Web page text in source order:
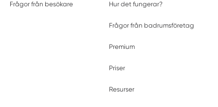
Frågor från besökare Hur det fungerar?
Frågor från badrumsföretag
Premium
Priser
Resurser